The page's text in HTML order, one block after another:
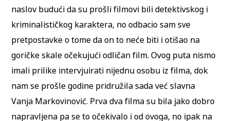
naslov budući da su prošli filmovi bili detektivskog i
kriminalističkog karaktera, no odbacio sam sve
pretpostavke o tome da on to neće biti i otišao na
goričke skale očekujući odličan film. Ovog puta nismo
imali prilike intervjuirati nijednu osobu iz filma, dok
nam se prošle godine pridružila sada već slavna
Vanja Markovinović. Prva dva filma su bila jako dobro
napravljena pa se to očekivalo i od ovoga, no ipak na